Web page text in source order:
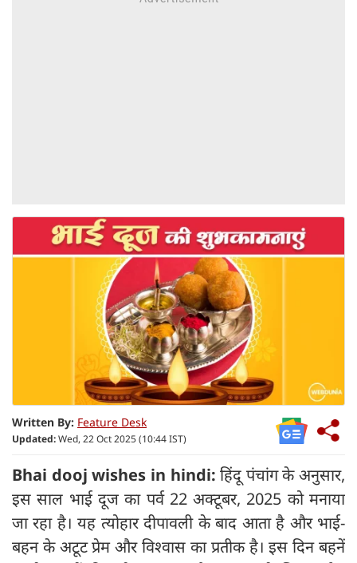
Written By: Feature Desk
Updated:Wed, 22 Oct 2025 (10:44 IST)
Bhai dooj wishes in hindi:हिंदू पंचांग के अनुसार,
इस साल भाई दूज का पर्व 22 अक्टूबर, 2025 को मनाया
जा रहा है। यह त्योहार दीपावली के बाद आता है और भाई-
बहन के अटूट प्रेम और विश्वास का प्रतीक है। इस दिन बहनें